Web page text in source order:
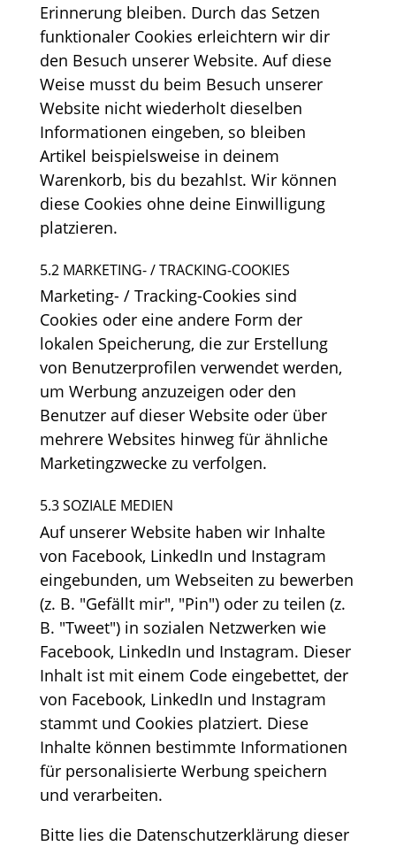
Erinnerung bleiben. Durch das Setzen
funktionaler Cookies erleichtern wir dir
den Besuch unserer Website. Auf diese
Weise musst du beim Besuch unserer
Website nicht wiederholt dieselben
Informationen eingeben, so bleiben
Artikel beispielsweise in deinem
Warenkorb, bis du bezahlst. Wir können
diese Cookies ohne deine Einwilligung
platzieren.
5.2 MARKETING- / TRACKING-COOKIES
Marketing- / Tracking-Cookies sind
Cookies oder eine andere Form der
lokalen Speicherung, die zur Erstellung
von Benutzerprofilen verwendet werden,
um Werbung anzuzeigen oder den
Benutzer auf dieser Website oder über
mehrere Websites hinweg für ähnliche
Marketingzwecke zu verfolgen.
5.3 SOZIALE MEDIEN
Auf unserer Website haben wir Inhalte
von Facebook, LinkedIn und Instagram
eingebunden, um Webseiten zu bewerben
(z. B. "Gefällt mir", "Pin") oder zu teilen (z.
B. "Tweet") in sozialen Netzwerken wie
Facebook, LinkedIn und Instagram. Dieser
Inhalt ist mit einem Code eingebettet, der
von Facebook, LinkedIn und Instagram
stammt und Cookies platziert. Diese
Inhalte können bestimmte Informationen
für personalisierte Werbung speichern
und verarbeiten.
Bitte lies die Datenschutzerklärung dieser